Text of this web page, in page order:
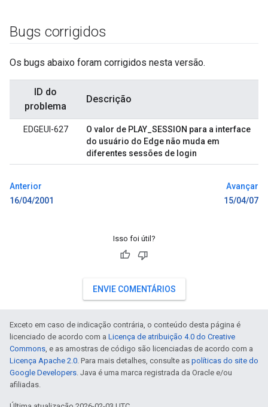
Bugs corrigidos
Os bugs abaixo foram corrigidos nesta versão.
ID do
problema
Descrição
EDGEUI-627
O valor de PLAY_SESSION para a interface
do usuário do Edge não muda em
diferentes sessões de login
Anterior
16/04/2001
Avançar
15/04/07
Isso foi útil?
ENVIE COMENTÁRIOS
Exceto em caso de indicação contrária, o conteúdo desta página é
licenciado de acordo com a Licença de atribuição 4.0 do Creative
Commons, e as amostras de código são licenciadas de acordo com a
Licença Apache 2.0. Para mais detalhes, consulte as políticas do site do
Google Developers. Java é uma marca registrada da Oracle e/ou
afiliadas.